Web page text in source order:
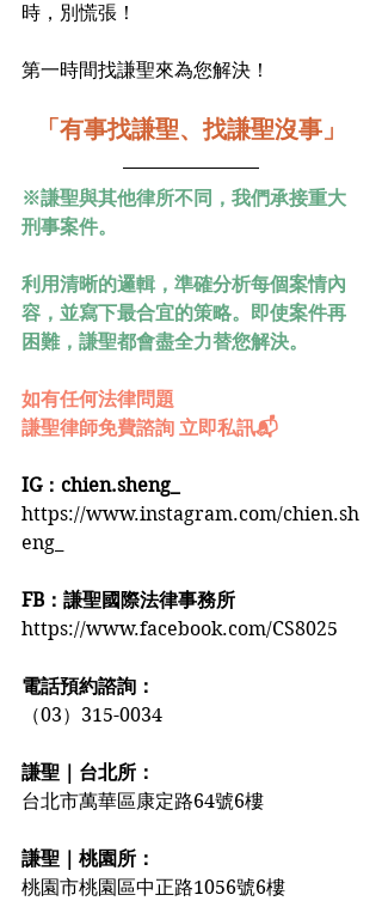
時，別慌張！﻿
第一時間找謙聖來為您解決！﻿
「有事找謙聖、找謙聖沒事」
※謙聖與其他律所不同，我們承接重大
刑事案件。
利用清晰的邏輯，準確分析每個案情內
容，並寫下最合宜的策略。即使案件再
困難，謙聖都會盡全力替您解決。
如有任何法律問題
謙聖律師免費諮詢 立即私訊📬
IG：chien.sheng_
https://www.instagram.com/chien.sh
eng_
FB：謙聖國際法律事務所
https://www.facebook.com/CS8025
電話預約諮詢：
（03）315-0034
謙聖｜台北所：
台北市萬華區康定路64號6樓
謙聖｜桃園所：
桃園市桃園區中正路1056號6樓